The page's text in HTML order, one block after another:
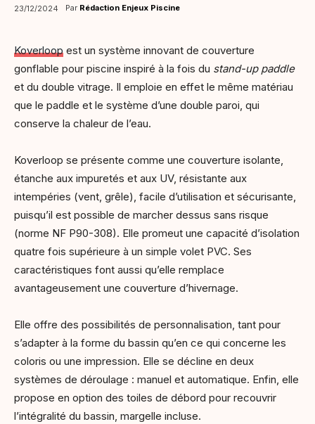
23/12/2024 Par Rédaction Enjeux Piscine
Koverloop est un système innovant de couverture
gonflable pour piscine inspiré à la fois du stand-up paddle
et du double vitrage. Il emploie en effet le même matériau
que le paddle et le système d’une double paroi, qui
conserve la chaleur de l’eau.
Koverloop se présente comme une couverture isolante,
étanche aux impuretés et aux UV, résistante aux
intempéries (vent, grêle), facile d’utilisation et sécurisante,
puisqu’il est possible de marcher dessus sans risque
(norme NF P90-308). Elle promeut une capacité d’isolation
quatre fois supérieure à un simple volet PVC. Ses
caractéristiques font aussi qu’elle remplace
avantageusement une couverture d’hivernage.
Elle offre des possibilités de personnalisation, tant pour
s’adapter à la forme du bassin qu’en ce qui concerne les
coloris ou une impression. Elle se décline en deux
systèmes de déroulage : manuel et automatique. Enfin, elle
propose en option des toiles de débord pour recouvrir
l’intégralité du bassin, margelle incluse.